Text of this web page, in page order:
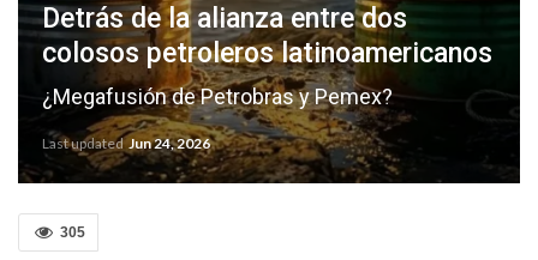
Detrás de la alianza entre dos
colosos petroleros latinoamericanos
¿Megafusión de Petrobras y Pemex?
Last updated Jun 24, 2026
305